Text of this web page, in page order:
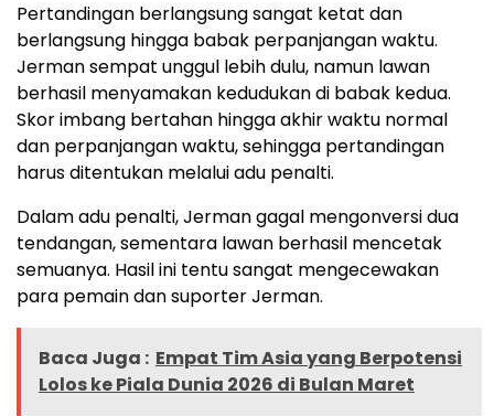
Pertandingan berlangsung sangat ketat dan
berlangsung hingga babak perpanjangan waktu.
Jerman sempat unggul lebih dulu, namun lawan
berhasil menyamakan kedudukan di babak kedua.
Skor imbang bertahan hingga akhir waktu normal
dan perpanjangan waktu, sehingga pertandingan
harus ditentukan melalui adu penalti.
Dalam adu penalti, Jerman gagal mengonversi dua
tendangan, sementara lawan berhasil mencetak
semuanya. Hasil ini tentu sangat mengecewakan
para pemain dan suporter Jerman.
Baca Juga : Empat Tim Asia yang Berpotensi
Lolos ke Piala Dunia 2026 di Bulan Maret